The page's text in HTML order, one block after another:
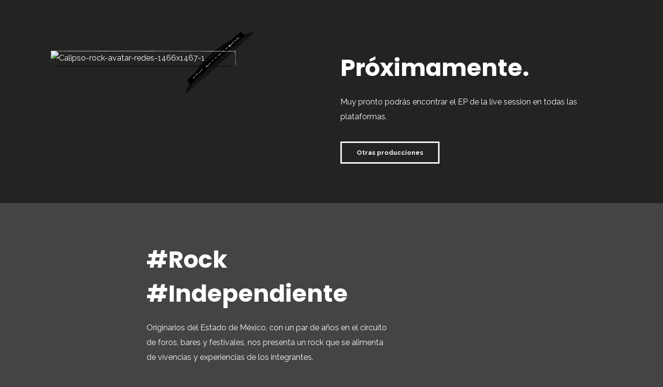
Próximamente.
Muy pronto podrás encontrar el EP de la live session en todas las
plataformas.
Otras producciones
#Rock
#Independiente
Originarios del Estado de México, con un par de años en el circuito
de foros, bares y festivales, nos presenta un rock que se alimenta
de vivencias y experiencias de los integrantes.